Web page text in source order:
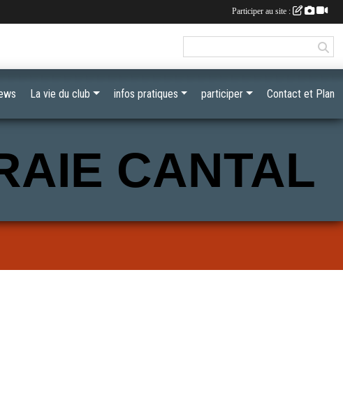
CANTAL
La vie du club infos pratiques participer Contact et Plan
Participer au site :